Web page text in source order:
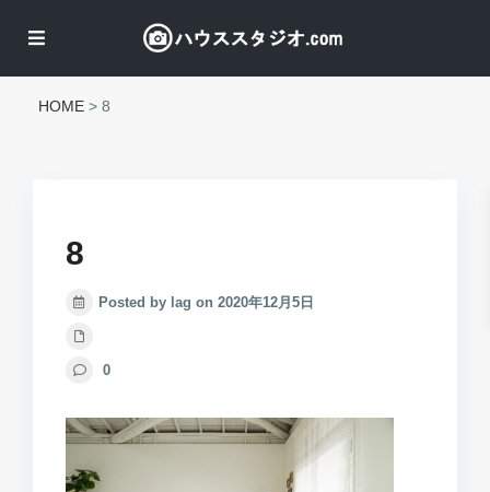
HOME > 8
8
Posted by lag on 2020年12月5日
0